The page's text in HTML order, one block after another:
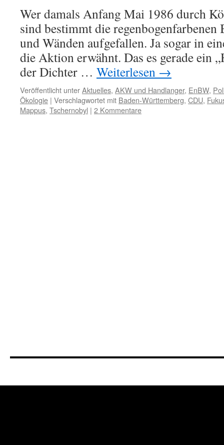
Wer damals Anfang Mai 1986 durch
sind bestimmt die regenbogenfarbenen
und Wänden aufgefallen. Ja sogar in
die Aktion erwähnt. Das es gerade ein
der Dichter … Weiterlesen →
Veröffentlicht unterAktuelles, AKW und Handlanger, EnBW,
Ökologie | Verschlagwortet mit Baden-Württemberg, CDU,
Mappus, Tschernobyl | 2 Kommentare